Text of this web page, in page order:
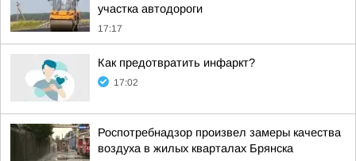
участка автодороги
17:17
Как предотвратить инфаркт?
17:02
Роспотребнадзор произвел замеры качества
воздуха в жилых кварталах Брянска